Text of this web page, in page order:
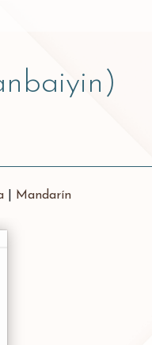
Mandarín